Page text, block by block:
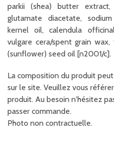
parkii (shea) butter extract,
glutamate diacetate,
kernel oil, calendula
vulgare cera/spent grain
(sunflower) seed oil [n2001/c].
La composition du produit
sur le site. Veuillez vous
produit. Au besoin n'hésitez
passer commande.
Photo non contractuelle.